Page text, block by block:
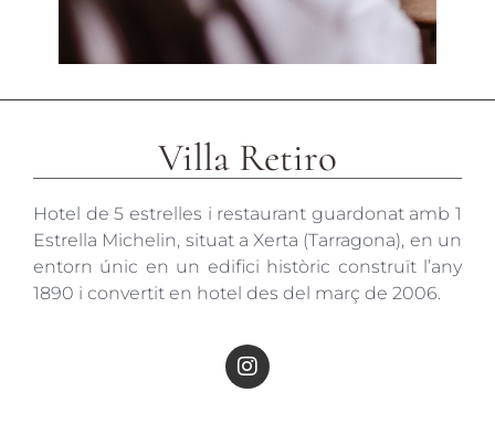
Villa Retiro
Hotel de 5 estrelles i restaurant guardonat amb 1
Estrella Michelin, situat a Xerta (Tarragona), en un
entorn únic en un edifici històric construït l’any
1890 i convertit en hotel des del març de 2006.